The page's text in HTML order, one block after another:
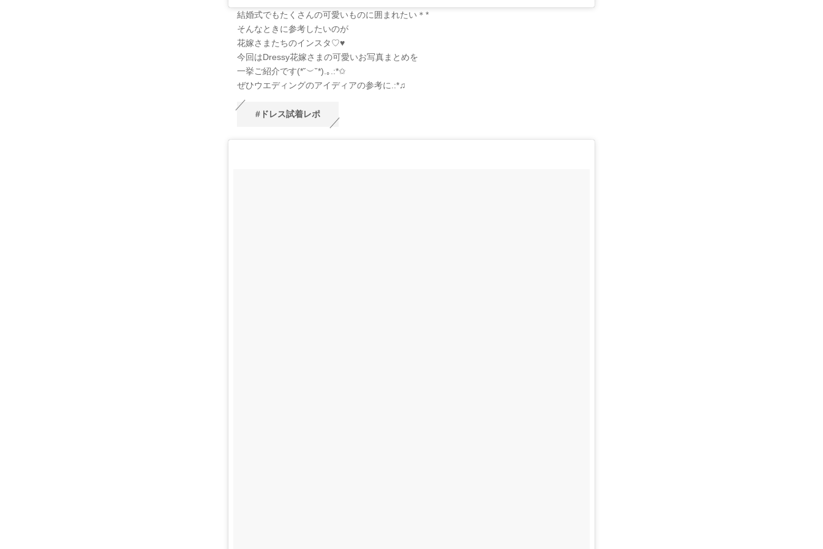
結婚式でもたくさんの可愛いものに囲まれたい＊*
そんなときに参考したいのが
花嫁さまたちのインスタ♡♥
今回はDressy花嫁さまの可愛いお写真まとめを
一挙ご紹介です(*˘︶˘*).｡.:*✩
ぜひウエディングのアイディアの参考に.:*♫
#ドレス試着レポ